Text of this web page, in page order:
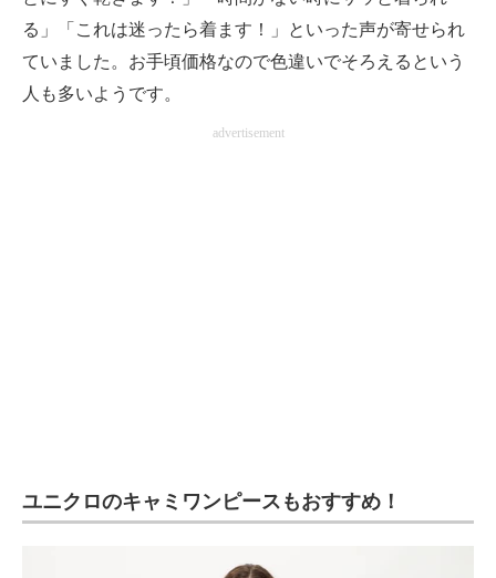
る」「これは迷ったら着ます！」といった声が寄せられ
ていました。お手頃価格なので色違いでそろえるという
人も多いようです。
advertisement
ユニクロのキャミワンピースもおすすめ！